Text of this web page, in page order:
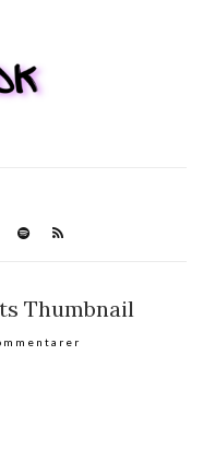
Thumbnail